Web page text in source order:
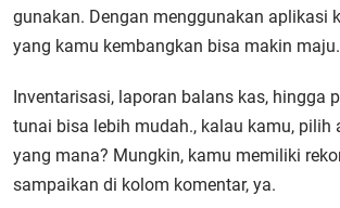
gunakan. Dengan menggunakan aplikasi
yang kamu kembangkan bisa makin maju.
Inventarisasi, laporan balans kas, hingga
tunai bisa lebih mudah., kalau kamu, pilih
yang mana? Mungkin, kamu memiliki
sampaikan di kolom komentar, ya.